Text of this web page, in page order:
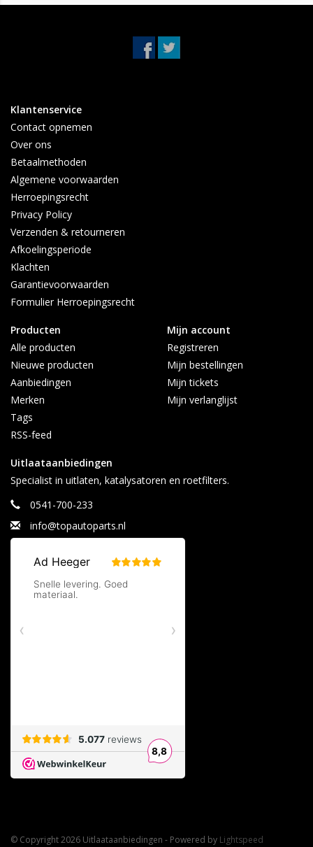
Klantenservice
Contact opnemen
Over ons
Betaalmethoden
Algemene voorwaarden
Herroepingsrecht
Privacy Policy
Verzenden & retourneren
Afkoelingsperiode
Klachten
Garantievoorwaarden
Formulier Herroepingsrecht
Producten
Alle producten
Nieuwe producten
Aanbiedingen
Merken
Tags
RSS-feed
Mijn account
Registreren
Mijn bestellingen
Mijn tickets
Mijn verlanglijst
Uitlaataanbiedingen
Specialist in uitlaten, katalysatoren en roetfilters.
0541-700-233
info@topautoparts.nl
© Copyright 2026 Uitlaataanbiedingen - Powered by Lightspeed